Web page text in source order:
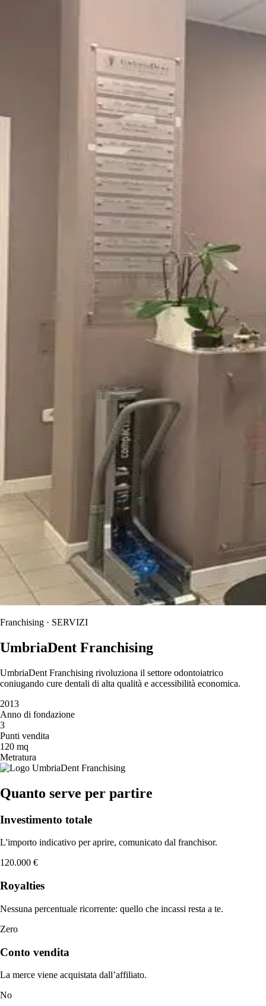
Franchising · SERVIZI
UmbriaDent Franchising
UmbriaDent Franchising rivoluziona il settore odontoiatrico
coniugando cure dentali di alta qualità e accessibilità economica.
2013
Anno di fondazione
3
Punti vendita
120 mq
Metratura
Quanto serve per partire
Investimento totale
L'importo indicativo per aprire, comunicato dal franchisor.
120.000 €
Royalties
Nessuna percentuale ricorrente: quello che incassi resta a te.
Zero
Conto vendita
La merce viene acquistata dall’affiliato.
No